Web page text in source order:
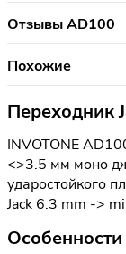
Отзывы AD100
Похожие
Переходник
INVOTONE
<>3.5 мм моно
ударостойкого
Jack 6.3 mm ->